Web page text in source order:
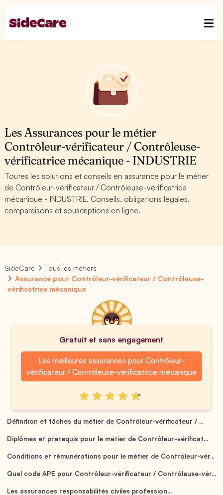
Les Assurances pour le métier
Contrôleur-vérificateur / Contrôleuse-
vérificatrice mécanique - INDUSTRIE
Toutes les solutions et conseils en assurance pour le métier
de Contrôleur-vérificateur / Contrôleuse-vérificatrice
mécanique - INDUSTRIE. Conseils, obligations légales,
comparaisons et souscriptions en ligne.
SideCare
Tous les métiers
Assurance pour Contrôleur-vérificateur / Contrôleuse-
vérificatrice mécanique
Gratuit et sans engagement
Les meilleures assurances pour Contrôleur-
vérificateur / Contrôleuse-vérificatrice mécanique
Définition et tâches du métier de Contrôleur-vérificateur / ...
Diplômes et prérequis pour le métier de Contrôleur-vérificat...
Conditions et rémunérations pour le métier de Contrôleur-vér...
Quel code APE pour Contrôleur-vérificateur / Contrôleuse-vér...
Les assurances responsabilités civiles profession...